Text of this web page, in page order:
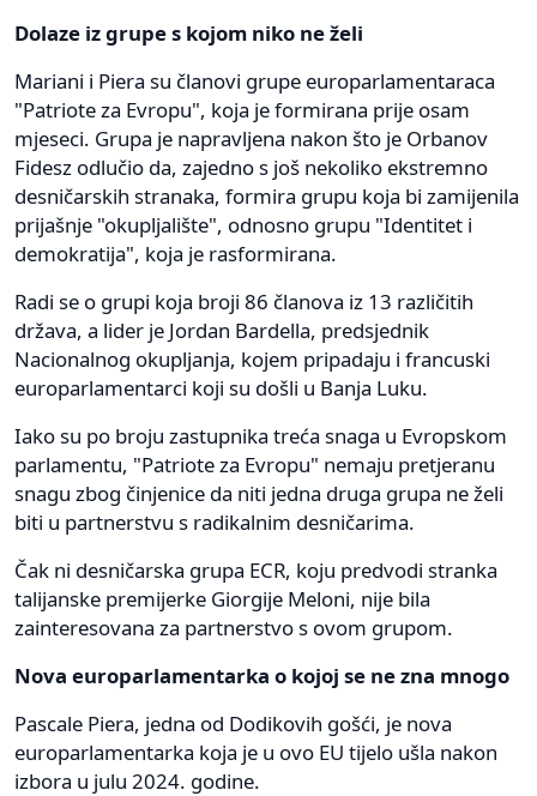
Dolaze iz grupe s kojom niko ne želi
Mariani i Piera su članovi grupe europarlamentaraca
"Patriote za Evropu", koja je formirana prije osam
mjeseci. Grupa je napravljena nakon što je Orbanov
Fidesz odlučio da, zajedno s još nekoliko ekstremno
desničarskih stranaka, formira grupu koja bi zamijenila
prijašnje "okupljalište", odnosno grupu "Identitet i
demokratija", koja je rasformirana.
Radi se o grupi koja broji 86 članova iz 13 različitih
država, a lider je Jordan Bardella, predsjednik
Nacionalnog okupljanja, kojem pripadaju i francuski
europarlamentarci koji su došli u Banja Luku.
Iako su po broju zastupnika treća snaga u Evropskom
parlamentu, "Patriote za Evropu" nemaju pretjeranu
snagu zbog činjenice da niti jedna druga grupa ne želi
biti u partnerstvu s radikalnim desničarima.
Čak ni desničarska grupa ECR, koju predvodi stranka
talijanske premijerke Giorgije Meloni, nije bila
zainteresovana za partnerstvo s ovom grupom.
Nova europarlamentarka o kojoj se ne zna mnogo
Pascale Piera, jedna od Dodikovih gošći, je nova
europarlamentarka koja je u ovo EU tijelo ušla nakon
izbora u julu 2024. godine.